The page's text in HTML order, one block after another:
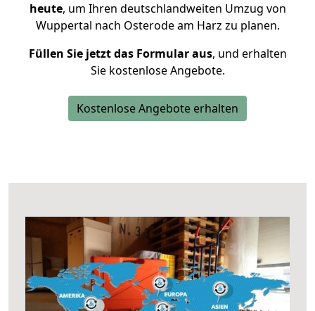
heute, um Ihren deutschlandweiten Umzug von
Wuppertal nach Osterode am Harz zu planen.
Füllen Sie jetzt das Formular aus, und erhalten
Sie kostenlose Angebote.
Kostenlose Angebote erhalten